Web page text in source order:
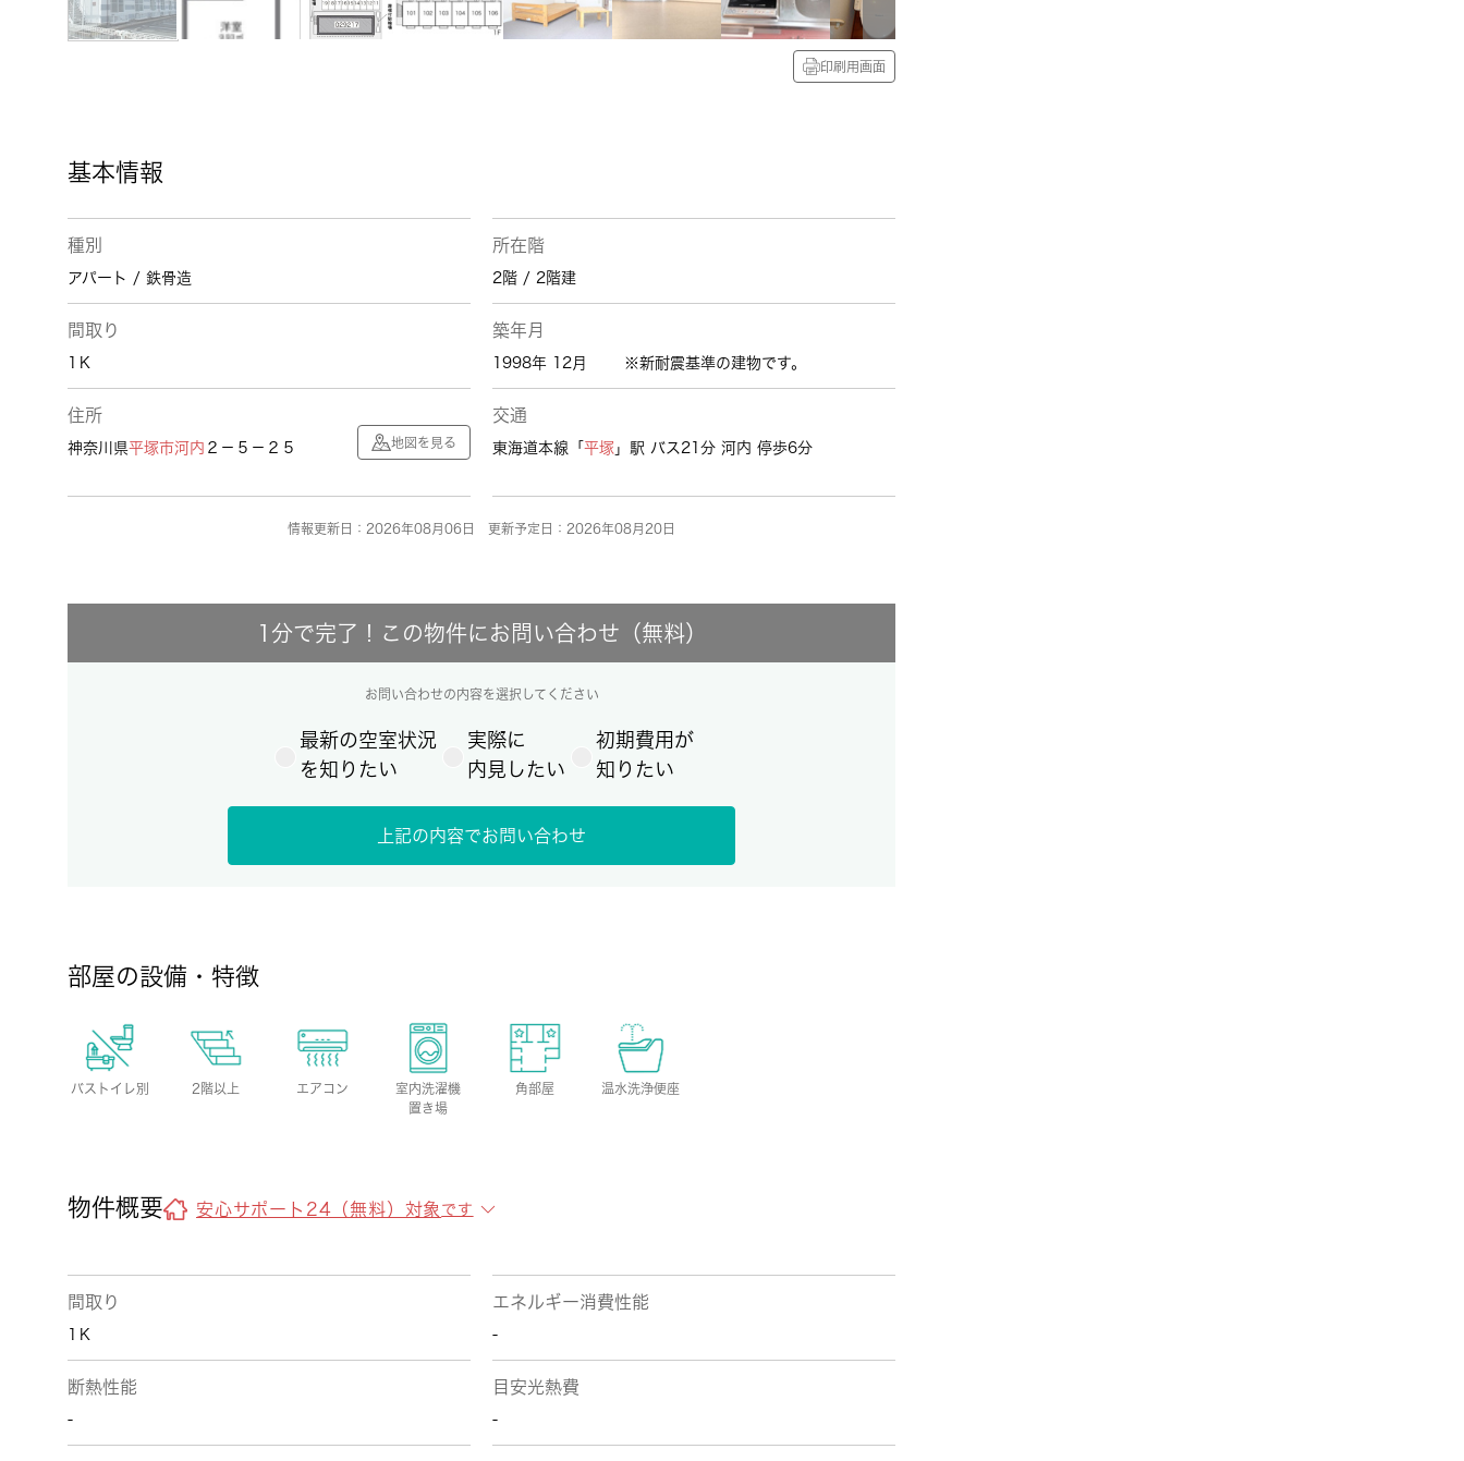
印刷用画面
基本情報
種別
アパート / 鉄骨造
所在階
2階 / 2階建
間取り
1Ｋ
築年月
1998年 12月 ※新耐震基準の建物です。
住所
神奈川県平塚市河内 ２－５－２５ 地図を見る
交通
東海道本線「 平塚 」駅 バス21分 河内 停歩6分
情報更新日：2026年08月06日 更新予定日：2026年08月20日
1分で完了！この物件にお問い合わせ（無料）
お問い合わせの内容を選択してください
最新の空室状況
を知りたい
実際に
内見したい
初期費用が
知りたい
上記の内容でお問い合わせ
部屋の設備・特徴
バストイレ別 2階以上 エアコン
室内洗濯機
置き場
角部屋 温水洗浄便座
物件概要 安心サポート24（無料）対象 です
間取り
1Ｋ
エネルギー消費性能
-
断熱性能
-
目安光熱費
-